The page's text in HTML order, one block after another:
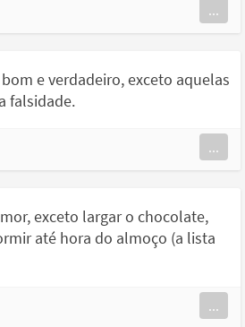
...
e verdadeiro, exceto aquelas
falsidade.
...
exceto largar o chocolate,
até hora do almoço (a lista
...